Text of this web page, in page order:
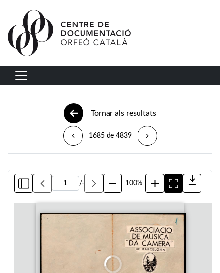
Vés al contingut
Navegació principal
Tornar als resultats
1685 de 4839
/- 100%